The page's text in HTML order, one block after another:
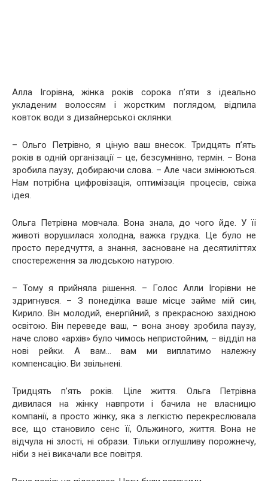
Алла Ігорівна, жінка років сорока п’яти з ідеально
укладеним волоссям і жорстким поглядом, відпила
ковток води з дизайнерської склянки.
– Ольго Петрівно, я ціную ваш внесок. Тридцять п’ять
років в одній організації – це, безсумнівно, термін. – Вона
зробила паузу, добираючи слова. – Але часи змінюються.
Нам потрібна цифровізація, оптимізація процесів, свіжа
ідея.
Ольга Петрівна мовчала. Вона знала, до чого йде. У її
животі ворушилася холодна, важка грудка. Це було не
просто передчуття, а знання, засноване на десятиліттях
спостереження за людською натурою.
– Тому я прийняла рішення. – Голос Алли Ігорівни не
здригнувся. – З понеділка ваше місце займе мій син,
Кирило. Він молодий, енергійний, з прекрасною західною
освітою. Він переведе ваш, – вона знову зробила паузу,
наче слово «архів» було чимось непристойним, – відділ на
нові рейки. А вам… вам ми виплатимо належну
компенсацію. Ви звільнені.
Тридцять п’ять років. Ціле життя. Ольга Петрівна
дивилася на жінку навпроти і бачила не власницю
компанії, а просто жінку, яка з легкістю перекреслювала
все, що становило сенс її, Ольжиного, життя. Вона не
відчула ні злості, ні образи. Тільки оглушливу порожнечу,
ніби з неї викачали все повітря.